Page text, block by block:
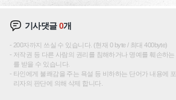
기사댓글0개
200자까지 쓰실 수 있습니다. (현재 0 byte / 최대 400byte)
저작권 등 다른 사람의 권리를 침해하거나 명예를 훼손하
를 받을 수 있습니다.
타인에게 불쾌감을 주는 욕설 등 비하하는 단어가 내용에
리자의 판단에 의해 삭제 합니다.